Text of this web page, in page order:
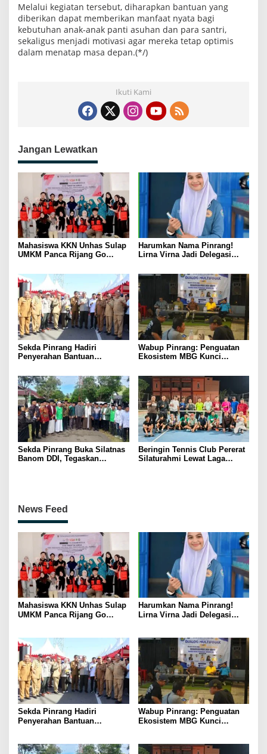
Melalui kegiatan tersebut, diharapkan bantuan yang
diberikan dapat memberikan manfaat nyata bagi
kebutuhan anak-anak panti asuhan dan para santri,
sekaligus menjadi motivasi agar mereka tetap optimis
dalam menatap masa depan.(*/)
Ikuti Kami
Jangan Lewatkan
Mahasiswa KKN Unhas Sulap
UMKM Panca Rijang Go
Antusias Ikuti Pelatihan
Harumkan Nama Pinrang!
Lirna Virna Jadi Delegasi
Indonesia 2026
Sekda Pinrang Hadiri
Penyerahan Bantuan
Dukung Swasembada Pangan
Wabup Pinrang: Penguatan
Ekosistem MBG Kunci
Kerakyatan
Sekda Pinrang Buka Silatnas
Banom DDI, Tegaskan
Beringin Tennis Club Pererat
Silaturahmi Lewat Laga
News Feed
Mahasiswa KKN Unhas Sulap
UMKM Panca Rijang Go
Harumkan Nama Pinrang!
Lirna Virna Jadi Delegasi
Sekda Pinrang Hadiri
Penyerahan Bantuan
Wabup Pinrang: Penguatan
Ekosistem MBG Kunci